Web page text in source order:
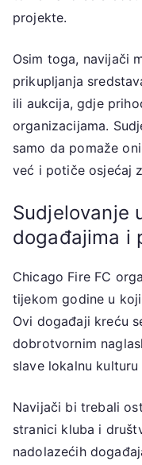
projekte.
Osim toga, navijači
prikupljanja
ili aukcija, gdje
organizacijama.
samo da pomaže
već i potiče osjećaj
Sudjelovanje
događajima i
Chicago Fire FC
tijekom godine u
Ovi događaji kreću
dobrotvornim
slave lokalnu
Navijači bi trebali
stranici kluba i
nadolazećih